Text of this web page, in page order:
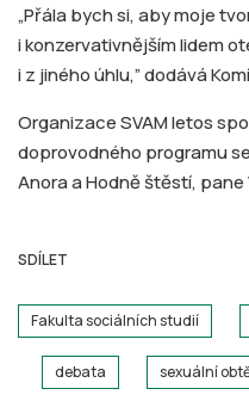
„Přála bych si, aby moje
i konzervativnějším lidem
i z jiného úhlu,” dodává
Organizace SVAM letos
doprovodného programu
Anora a Hodně štěstí, pane
SDÍLET
Fakulta sociálních studií
debata sexuální